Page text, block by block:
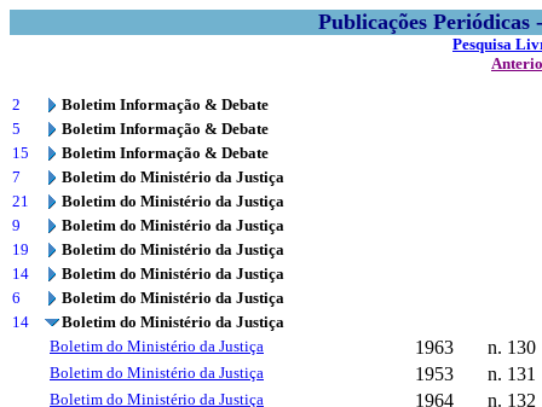
Publicações
Pesquisa
2
Boletim Informação & Debate
5
Boletim Informação & Debate
15
Boletim Informação & Debate
7
Boletim do Ministério da Justiça
21
Boletim do Ministério da Justiça
9
Boletim do Ministério da Justiça
19
Boletim do Ministério da Justiça
14
Boletim do Ministério da Justiça
6
Boletim do Ministério da Justiça
14
Boletim do Ministério da Justiça
Boletim do Ministério da Justiça
1963 n. 130
Boletim do Ministério da Justiça 1953 n. 131
Boletim do Ministério da Justiça 1964 n. 132